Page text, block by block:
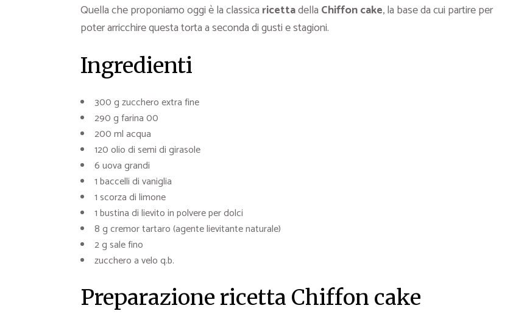
Quella che proponiamo oggi è la classica ricettadella Chiffon cake, la base da cui partire per
poter arricchire questa torta a seconda di gusti e stagioni.
Ingredienti
300 g zucchero extra fine
290 g farina 00
200 ml acqua
120 olio di semi di girasole
6 uova grandi
1 baccelli di vaniglia
1 scorza di limone
1 bustina di lievito in polvere per dolci
8 g cremor tartaro (agente lievitante naturale)
2 g sale fino
zucchero a velo q.b.
Preparazione ricetta Chiffon cake